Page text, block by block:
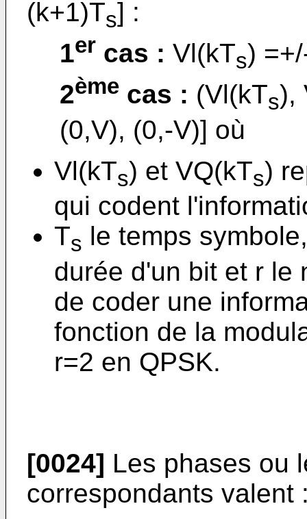
(k+1)Ts] :
1er cas : Vl(kTs)
2ème cas : (Vl(kTs),
(0,V), (0,-V)] où
Vl(kTs) et VQ(kTs)
qui codent
Ts le temps
durée d'un bit et r le
de coder une
fonction de la
r=2 en QPSK.
[0024] Les phases ou
correspondants valent